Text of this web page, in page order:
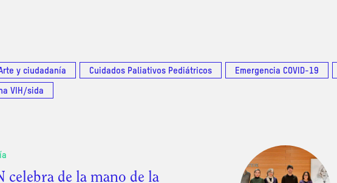
y ciudadanía Cuidados Paliativos Pediátricos Emergencia COVID-19
VIH/sida
celebra de la mano de la